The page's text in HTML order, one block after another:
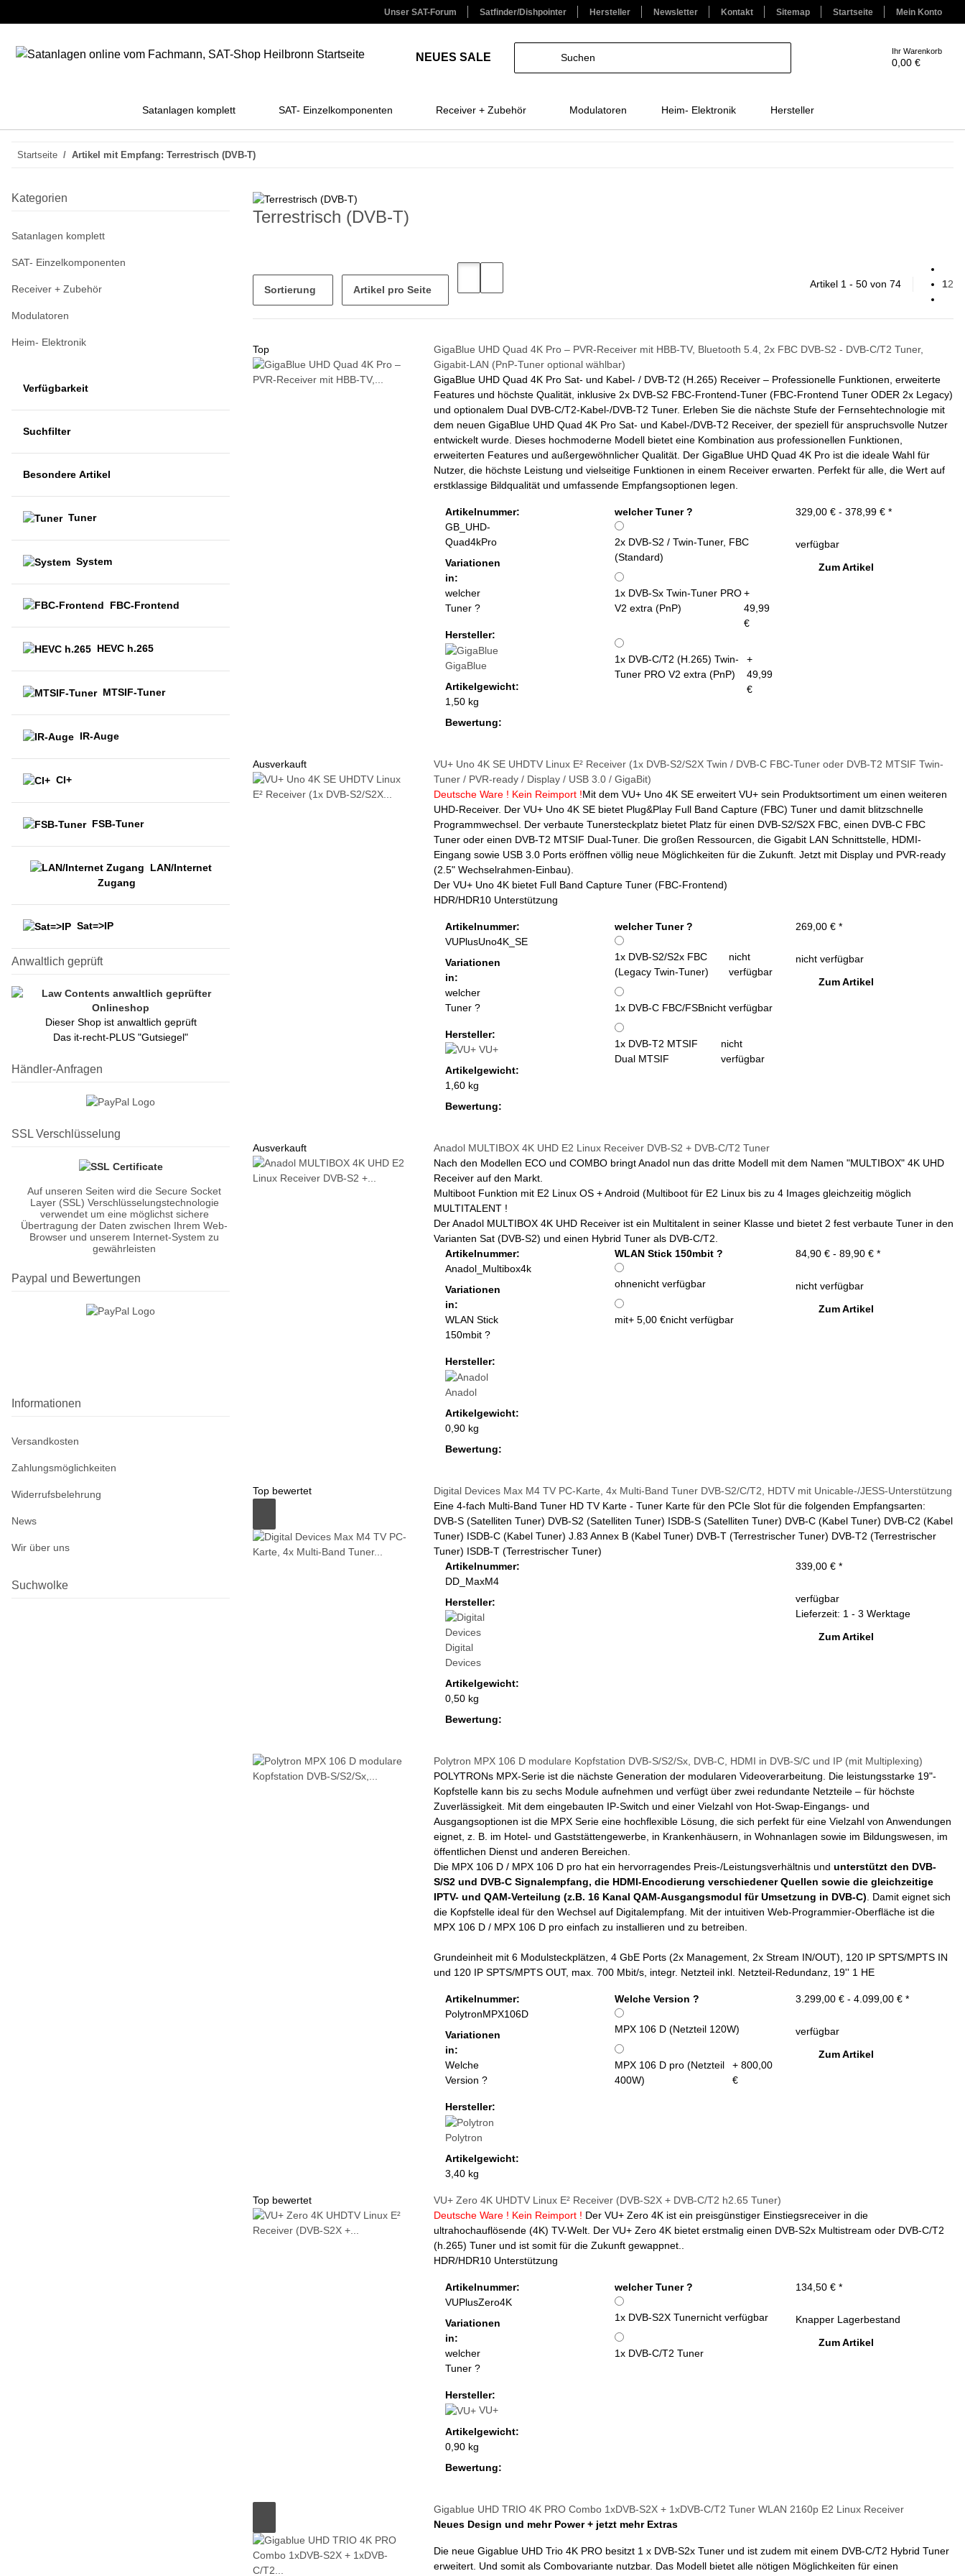
Unser SAT-Forum Satfinder/Dishpointer Hersteller Newsletter Kontakt Sitemap Startseite Mein Konto
NEUES SALE
Ihr Warenkorb
0,00 €
Satanlagen komplett SAT- Einzelkomponenten Receiver + Zubehör Modulatoren Heim- Elektronik Hersteller
Startseite Artikel mit Empfang: Terrestrisch (DVB-T)
Terrestrisch (DVB-T)
Sortierung Artikel pro Seite
Artikel 1 - 50 von 74 12
Top
GigaBlue UHD Quad 4K Pro – PVR-Receiver mit HBB-TV, Bluetooth 5.4, 2x FBC DVB-S2 - DVB-C/T2 Tuner,
Gigabit-LAN (PnP-Tuner optional wählbar)
GigaBlue UHD Quad 4K Pro Sat- und Kabel- / DVB-T2 (H.265) Receiver – Professionelle Funktionen, erweiterte
Features und höchste Qualität, inklusive 2x DVB-S2 FBC-Frontend-Tuner (FBC-Frontend Tuner ODER 2x Legacy)
und optionalem Dual DVB-C/T2-Kabel-/DVB-T2 Tuner. Erleben Sie die nächste Stufe der Fernsehtechnologie mit
dem neuen GigaBlue UHD Quad 4K Pro Sat- und Kabel-/DVB-T2 Receiver, der speziell für anspruchsvolle Nutzer
entwickelt wurde. Dieses hochmoderne Modell bietet eine Kombination aus professionellen Funktionen,
erweiterten Features und außergewöhnlicher Qualität. Der GigaBlue UHD Quad 4K Pro ist die ideale Wahl für
Nutzer, die höchste Leistung und vielseitige Funktionen in einem Receiver erwarten. Perfekt für alle, die Wert auf
erstklassige Bildqualität und umfassende Empfangsoptionen legen.
Artikelnummer:
GB_UHD-
Quad4kPro
Variationen
in:
welcher
Tuner ?
Hersteller:
GigaBlue
Artikelgewicht:
1,50 kg
Bewertung:
welcher Tuner ?
2x DVB-S2 / Twin-Tuner, FBC
(Standard)
1x DVB-Sx Twin-Tuner PRO
V2 extra (PnP)
+
49,99
€
1x DVB-C/T2 (H.265) Twin-
Tuner PRO V2 extra (PnP)
+
49,99
€
329,00 € - 378,99 € *
verfügbar
Zum Artikel
Ausverkauft
VU+ Uno 4K SE UHDTV Linux E² Receiver (1x DVB-S2/S2X Twin / DVB-C FBC-Tuner oder DVB-T2 MTSIF Twin-
Tuner / PVR-ready / Display / USB 3.0 / GigaBit)
Deutsche Ware ! Kein Reimport !Mit dem VU+ Uno 4K SE erweitert VU+ sein Produktsortiment um einen weiteren
UHD-Receiver. Der VU+ Uno 4K SE bietet Plug&Play Full Band Capture (FBC) Tuner und damit blitzschnelle
Programmwechsel. Der verbaute Tunersteckplatz bietet Platz für einen DVB-S2/S2X FBC, einen DVB-C FBC
Tuner oder einen DVB-T2 MTSIF Dual-Tuner. Die großen Ressourcen, die Gigabit LAN Schnittstelle, HDMI-
Eingang sowie USB 3.0 Ports eröffnen völlig neue Möglichkeiten für die Zukunft. Jetzt mit Display und PVR-ready
(2.5" Wechselrahmen-Einbau).
Der VU+ Uno 4K bietet Full Band Capture Tuner (FBC-Frontend)
HDR/HDR10 Unterstützung
Artikelnummer:
VUPlusUno4K_SE
Variationen
in:
welcher
Tuner ?
Hersteller:
VU+
Artikelgewicht:
1,60 kg
Bewertung:
welcher Tuner ?
1x DVB-S2/S2x FBC
(Legacy Twin-Tuner)
nicht
verfügbar
1x DVB-C FBC/FSBnicht verfügbar
1x DVB-T2 MTSIF
Dual MTSIF
nicht
verfügbar
269,00 € *
nicht verfügbar
Zum Artikel
Ausverkauft
Anadol MULTIBOX 4K UHD E2 Linux Receiver DVB-S2 + DVB-C/T2 Tuner
Nach den Modellen ECO und COMBO bringt Anadol nun das dritte Modell mit dem Namen "MULTIBOX" 4K UHD
Receiver auf den Markt.
Multiboot Funktion mit E2 Linux OS + Android (Multiboot für E2 Linux bis zu 4 Images gleichzeitig möglich
MULTITALENT !
Der Anadol MULTIBOX 4K UHD Receiver ist ein Multitalent in seiner Klasse und bietet 2 fest verbaute Tuner in den
Varianten Sat (DVB-S2) und einen Hybrid Tuner als DVB-C/T2.
Artikelnummer:
Anadol_Multibox4k
Variationen
in:
WLAN Stick
150mbit ?
Hersteller:
Anadol
Artikelgewicht:
0,90 kg
Bewertung:
WLAN Stick 150mbit ?
ohnenicht verfügbar
mit+ 5,00 €nicht verfügbar
84,90 € - 89,90 € *
nicht verfügbar
Zum Artikel
Top bewertet
Digital Devices Max M4 TV PC-Karte, 4x Multi-Band Tuner DVB-S2/C/T2, HDTV mit Unicable-/JESS-Unterstützung
Eine 4-fach Multi-Band Tuner HD TV Karte - Tuner Karte für den PCIe Slot für die folgenden Empfangsarten:
DVB-S (Satelliten Tuner) DVB-S2 (Satelliten Tuner) ISDB-S (Satelliten Tuner) DVB-C (Kabel Tuner) DVB-C2 (Kabel
Tuner) ISDB-C (Kabel Tuner) J.83 Annex B (Kabel Tuner) DVB-T (Terrestrischer Tuner) DVB-T2 (Terrestrischer
Tuner) ISDB-T (Terrestrischer Tuner)
Artikelnummer:
DD_MaxM4
Hersteller:
Digital
Devices
Artikelgewicht:
0,50 kg
Bewertung:
339,00 € *
verfügbar
Lieferzeit: 1 - 3 Werktage
Zum Artikel
Polytron MPX 106 D modulare Kopfstation DVB-S/S2/Sx, DVB-C, HDMI in DVB-S/C und IP (mit Multiplexing)
POLYTRONs MPX-Serie ist die nächste Generation der modularen Videoverarbeitung. Die leistungsstarke 19"-
Kopfstelle kann bis zu sechs Module aufnehmen und verfügt über zwei redundante Netzteile – für höchste
Zuverlässigkeit. Mit dem eingebauten IP-Switch und einer Vielzahl von Hot-Swap-Eingangs- und
Ausgangsoptionen ist die MPX Serie eine hochflexible Lösung, die sich perfekt für eine Vielzahl von Anwendungen
eignet, z. B. im Hotel- und Gaststättengewerbe, in Krankenhäusern, in Wohnanlagen sowie im Bildungswesen, im
öffentlichen Dienst und anderen Bereichen.
Die MPX 106 D / MPX 106 D pro hat ein hervorragendes Preis-/Leistungsverhältnis und unterstützt den DVB-
S/S2 und DVB-C Signalempfang, die HDMI-Encodierung verschiedener Quellen sowie die gleichzeitige
IPTV- und QAM-Verteilung (z.B. 16 Kanal QAM-Ausgangsmodul für Umsetzung in DVB-C) . Damit eignet sich
die Kopfstelle ideal für den Wechsel auf Digitalempfang. Mit der intuitiven Web-Programmier-Oberfläche ist die
MPX 106 D / MPX 106 D pro einfach zu installieren und zu betreiben.
Grundeinheit mit 6 Modulsteckplätzen, 4 GbE Ports (2x Management, 2x Stream IN/OUT), 120 IP SPTS/MPTS IN
und 120 IP SPTS/MPTS OUT, max. 700 Mbit/s, integr. Netzteil inkl. Netzteil-Redundanz, 19'' 1 HE
Artikelnummer:
PolytronMPX106D
Variationen
in:
Welche
Version ?
Hersteller:
Polytron
Artikelgewicht:
3,40 kg
Welche Version ?
MPX 106 D (Netzteil 120W)
MPX 106 D pro (Netzteil
400W)
+ 800,00
€
3.299,00 € - 4.099,00 € *
verfügbar
Zum Artikel
Top bewertet
VU+ Zero 4K UHDTV Linux E² Receiver (DVB-S2X + DVB-C/T2 h2.65 Tuner)
Deutsche Ware ! Kein Reimport ! Der VU+ Zero 4K ist ein preisgünstiger Einstiegsreceiver in die
ultrahochauflösende (4K) TV-Welt. Der VU+ Zero 4K bietet erstmalig einen DVB-S2x Multistream oder DVB-C/T2
(h.265) Tuner und ist somit für die Zukunft gewappnet..
HDR/HDR10 Unterstützung
Artikelnummer:
VUPlusZero4K
Variationen
in:
welcher
Tuner ?
Hersteller:
VU+
Artikelgewicht:
0,90 kg
Bewertung:
welcher Tuner ?
1x DVB-S2X Tunernicht verfügbar
1x DVB-C/T2 Tuner
134,50 € *
Knapper Lagerbestand
Zum Artikel
Gigablue UHD TRIO 4K PRO Combo 1xDVB-S2X + 1xDVB-C/T2 Tuner WLAN 2160p E2 Linux Receiver
Neues Design und mehr Power + jetzt mehr Extras
Die neue Gigablue UHD Trio 4K PRO besitzt 1 x DVB-S2x Tuner und ist zudem mit einem DVB-C/T2 Hybrid Tuner
erweitert. Und somit als Combovariante nutzbar. Das Modell bietet alle nötigen Möglichkeiten für einen
Kategorien
Satanlagen komplett
SAT- Einzelkomponenten
Receiver + Zubehör
Modulatoren
Heim- Elektronik
Verfügbarkeit
Suchfilter
Besondere Artikel
Tuner
System
FBC-Frontend
HEVC h.265
MTSIF-Tuner
IR-Auge
CI+
FSB-Tuner
Zugang
Sat=>IP
Anwaltlich geprüft
Dieser Shop ist anwaltlich geprüft
Das it-recht-PLUS "Gutsiegel"
Händler-Anfragen
SSL Verschlüsselung
Auf unseren Seiten wird die Secure Socket
Layer (SSL) Verschlüsselungstechnologie
verwendet um eine möglichst sichere
Übertragung der Daten zwischen Ihrem Web-
Browser und unserem Internet-System zu
gewährleisten
Paypal und Bewertungen
Informationen
Versandkosten
Zahlungsmöglichkeiten
Widerrufsbelehrung
News
Wir über uns
Suchwolke